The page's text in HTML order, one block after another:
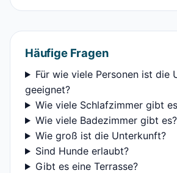
Häufige Fragen
Für wie viele Personen ist die
geeignet?
Wie viele Schlafzimmer gibt
Wie viele Badezimmer gibt es?
Wie groß ist die Unterkunft?
Sind Hunde erlaubt?
Gibt es eine Terrasse?